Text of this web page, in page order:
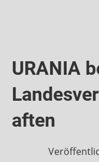
URANIA
aften